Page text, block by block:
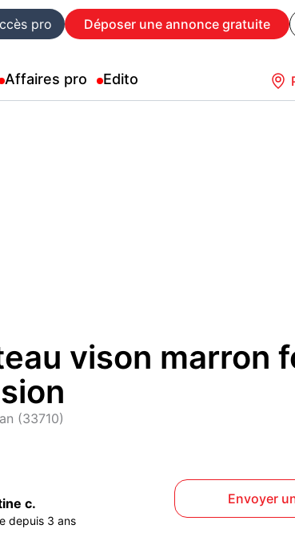
pro Déposer une annonce gratuite
Affaires pro Edito
vison marron
(33710)
c.
depuis 3 ans
Envoyer